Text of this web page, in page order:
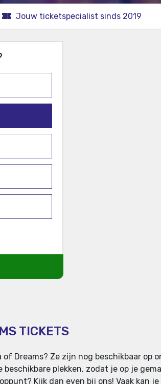
Jouw ticketspecialist sinds 2019
TICKETS
Dreams? Ze zijn nog beschikbaar op
plekken, zodat je op je
Kijk dan even bij ons! Vaak kan